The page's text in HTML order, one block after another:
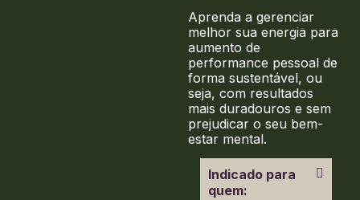
Aprenda a gerenciar
melhor sua energia para
aumento de
performance pessoal de
forma sustentável, ou
seja, com resultados
mais duradouros e sem
prejudicar o seu bem-
estar mental.
Indicado para
quem: